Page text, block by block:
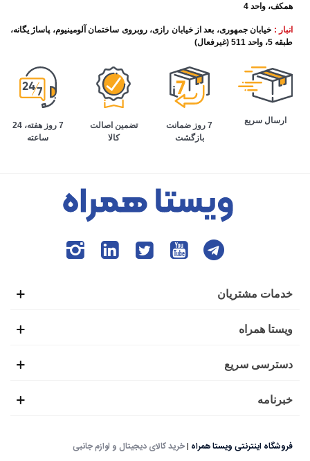
تاریخچه گوشی موبایل
این روزها برقراری تماس تلفنی به ساده‌ترین شکل ممکن اتفاق
می‌افتد. به طوری که افراد برای انجام تمام امور زندگی، وابستگی
همراه نیز همین موضوع بود تا افراد بتوانند در صورت نیاز،
این شرایط باعث شده بود تا گوشی‌های هوشمند اولیه با عنوان
دقیقه استفاده نیاز بود تا دوباره برای شارژ کامل، آن را به منبع
همکف، واحد 4
انبار : خیابان جمهوری، بعد از خیابان رازی، روبروی ساختمان آلومینیوم، پاساژ یگانه،
طبقه 5، واحد 511 (غیرفعال)
ارسال سریع
7 روز ضمانت
بازگشت
تضمین اصالت
کالا
7 روز هفته، 24
ساعته
خدمات مشتریان
ویستا همراه
دسترسی سریع
خبرنامه
فروشگاه اینترنتی ویستا همراه |خرید کالای دیجیتال و لوازم جانبی